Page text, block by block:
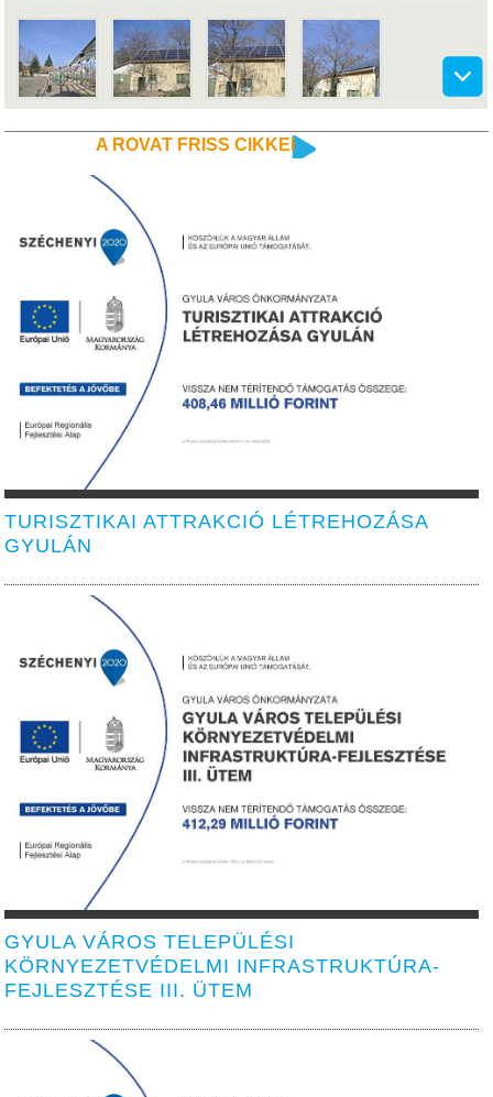
A ROVAT FRISS CIKKEI
TURISZTIKAI ATTRAKCIÓ LÉTREHOZÁSA
GYULÁN
GYULA VÁROS TELEPÜLÉSI
KÖRNYEZETVÉDELMI INFRASTRUKTÚRA-
FEJLESZTÉSE III. ÜTEM